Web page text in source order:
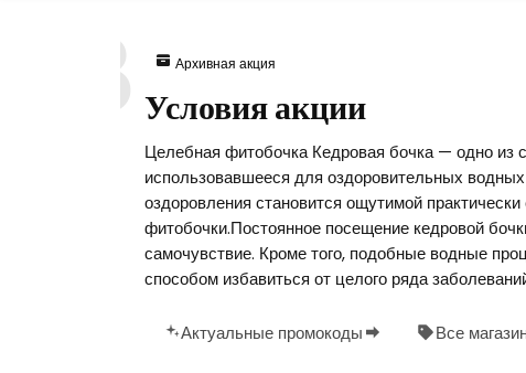
Архивная акция
Условия акции
Целебная фитобочка Кедровая бочка — одно из
использовавшееся для оздоровительных
оздоровления становится ощутимой
фитобочки.Постоянное посещение кедровой
самочувствие. Кроме того, подобные водные
способом избавиться от целого ряда
Актуальные промокоды Все